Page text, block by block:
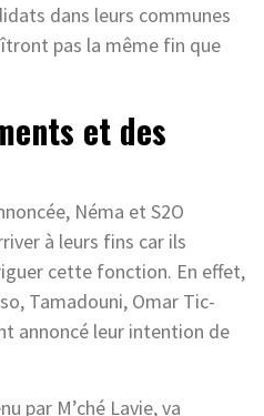
dans leurs communes
pas la même fin que
et des
Néma et S2O
à leurs fins car ils
cette fonction. En effet,
Tamadouni, Omar Tic-
annoncé leur intention de
par M’ché Lavie, va